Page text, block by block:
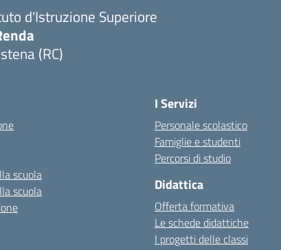
d'Istruzione Superiore
(RC)
scuola
scuola
I Servizi
Personale scolastico
Famiglie e studenti
Percorsi di studio
Didattica
Offerta formativa
Le schede didattiche
I progetti delle classi